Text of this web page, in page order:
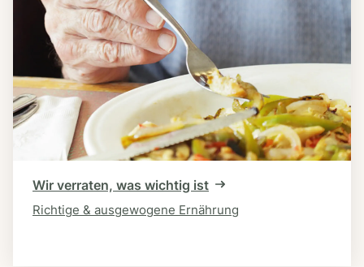
Wir verraten, was wichtig ist
Richtige & ausgewogene Ernährung